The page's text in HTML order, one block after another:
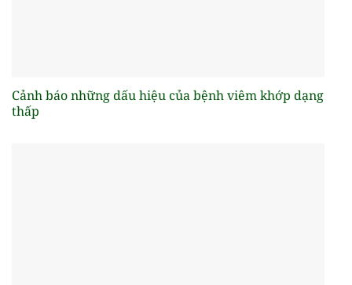
Cảnh báo những dấu hiệu của bệnh viêm khớp dạng
thấp